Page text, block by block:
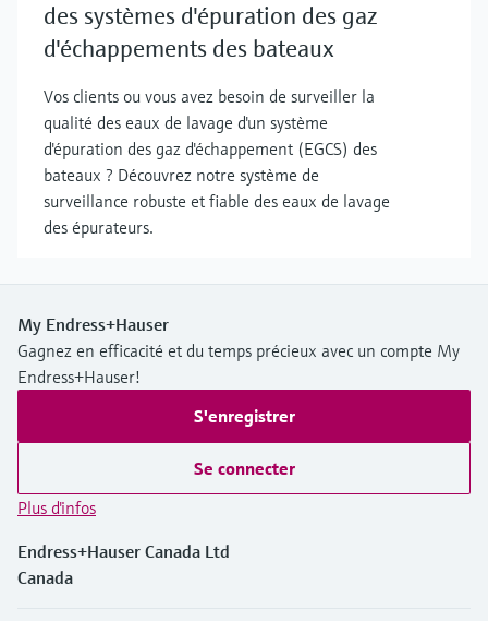
des systèmes d'épuration des gaz
d'échappements des bateaux
Vos clients ou vous avez besoin de surveiller la
qualité des eaux de lavage d'un système
d'épuration des gaz d'échappement (EGCS) des
bateaux ? Découvrez notre système de
surveillance robuste et fiable des eaux de lavage
des épurateurs.
My Endress+Hauser
Gagnez en efficacité et du temps précieux avec un compte My
Endress+Hauser!
S'enregistrer
Se connecter
Plus d'infos
Endress+Hauser Canada Ltd
Canada